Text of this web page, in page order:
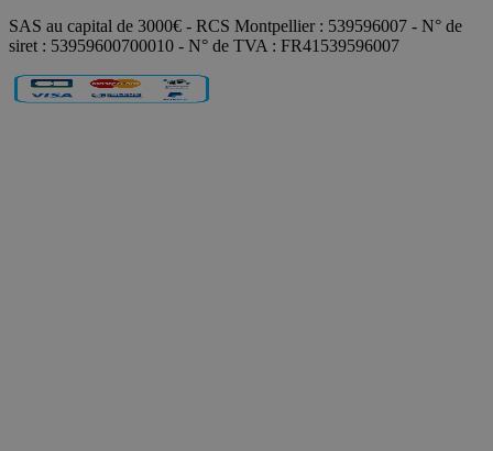
SAS au capital de 3000€ - RCS Montpellier : 539596007 - N° de
siret : 53959600700010 - N° de TVA : FR41539596007